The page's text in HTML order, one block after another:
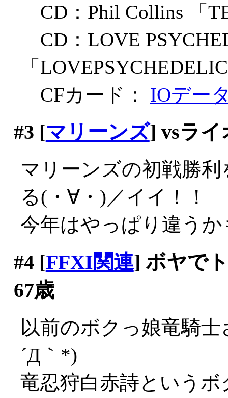
CD：Phil Collins 「
CD：LOVE
「
CFカード： IOデー
#3 [マリーンズ] vsラ
マリーンズの初戦勝
る(・∀・)／イイ！！
今年はやっぱり違う
#4[FFXI関連] ボヤで
67歳
以前のボクっ娘竜騎
´Д｀*)
竜忍狩白赤詩という